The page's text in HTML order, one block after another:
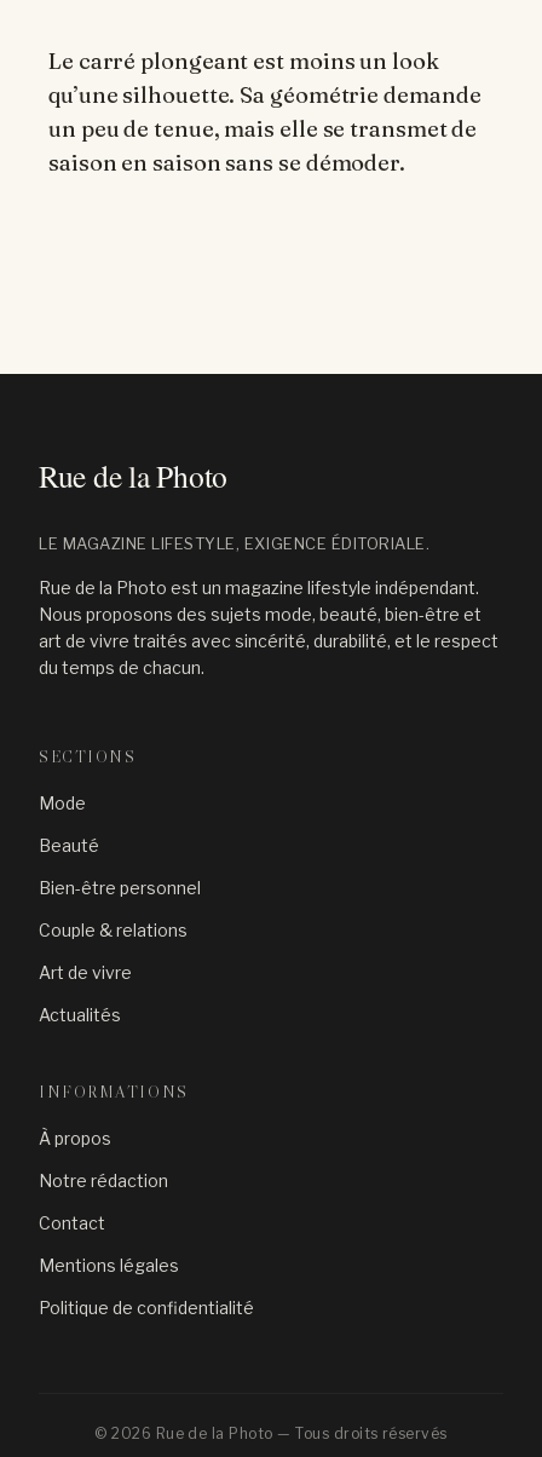
Le carré plongeant est moins un look
qu’une silhouette. Sa géométrie demande
un peu de tenue, mais elle se transmet de
saison en saison sans se démoder.
LE MAGAZINE LIFESTYLE, EXIGENCE ÉDITORIALE.
Rue de la Photo est un magazine lifestyle indépendant.
Nous proposons des sujets mode, beauté, bien-être et
art de vivre traités avec sincérité, durabilité, et le respect
du temps de chacun.
SECTIONS
Mode
Beauté
Bien-être personnel
Couple & relations
Art de vivre
Actualités
INFORMATIONS
À propos
Notre rédaction
Contact
Mentions légales
Politique de confidentialité
© 2026 Rue de la Photo — Tous droits réservés